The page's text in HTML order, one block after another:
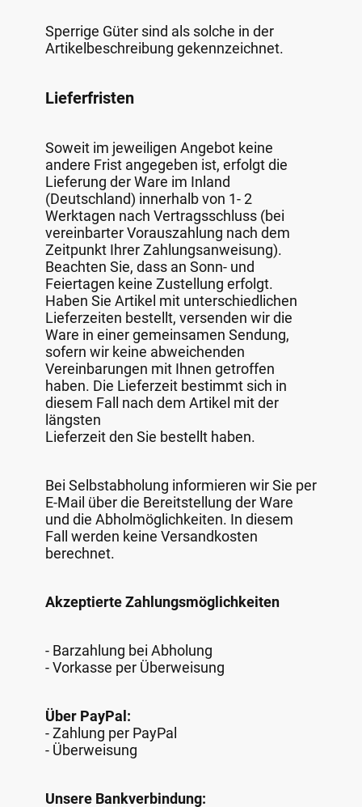
Sperrige Güter sind als solche in der
Artikelbeschreibung gekennzeichnet.
Lieferfristen
Soweit im jeweiligen Angebot keine
andere Frist angegeben ist, erfolgt die
Lieferung der Ware im Inland
(Deutschland) innerhalb von 1- 2
Werktagen nach Vertragsschluss (bei
vereinbarter Vorauszahlung nach dem
Zeitpunkt Ihrer Zahlungsanweisung).
Beachten Sie, dass an Sonn- und
Feiertagen keine Zustellung erfolgt.
Haben Sie Artikel mit unterschiedlichen
Lieferzeiten bestellt, versenden wir die
Ware in einer gemeinsamen Sendung,
sofern wir keine abweichenden
Vereinbarungen mit Ihnen getroffen
haben. Die Lieferzeit bestimmt sich in
diesem Fall nach dem Artikel mit der
längsten
Lieferzeit den Sie bestellt haben.
Bei Selbstabholung informieren wir Sie per
E-Mail über die Bereitstellung der Ware
und die Abholmöglichkeiten. In diesem
Fall werden keine Versandkosten
berechnet.
Akzeptierte Zahlungsmöglichkeiten
- Barzahlung bei Abholung
- Vorkasse per Überweisung
Über PayPal:
- Zahlung per PayPal
- Überweisung
Unsere Bankverbindung: